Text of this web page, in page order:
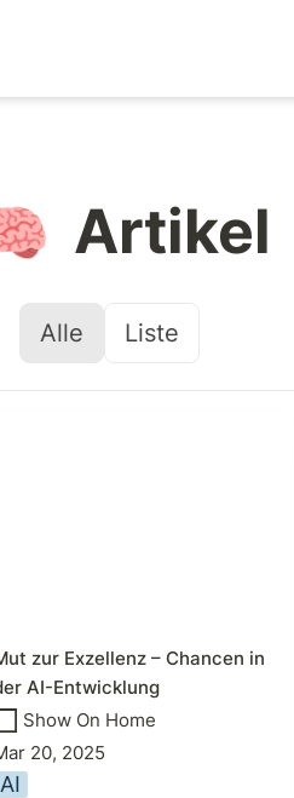
Artikel
Alle Liste
zur Exzellenz –
zur Exzellenz – Chancen in
AI-Entwicklung
Show On Home
20, 2025
AI